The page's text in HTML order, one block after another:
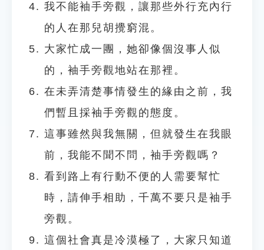
我不能袖手旁觀，讓那些外行充內行
的人在那兒胡攪窮混。
大家忙成一團，她卻像個沒事人似
的，袖手旁觀地站在那裡。
在未弄清楚事情發生的緣由之前，我
們暫且採袖手旁觀的態度。
這事雖然與我無關，但就發生在我眼
前，我能不聞不問，袖手旁觀嗎？
看到路上有行動不便的人需要幫忙
時，請伸手相助，千萬不要只是袖手
旁觀。
這個社會真是冷漠極了，大家只知道